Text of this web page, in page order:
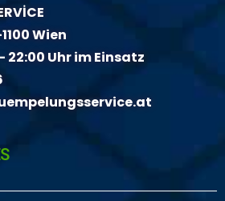
Wien
22:00 Uhr im Einsatz